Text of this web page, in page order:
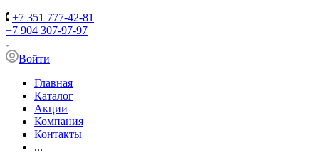
+7 351 777-42-81
+7 904 307-97-97
Войти
Главная
Каталог
Акции
Компания
Контакты
...